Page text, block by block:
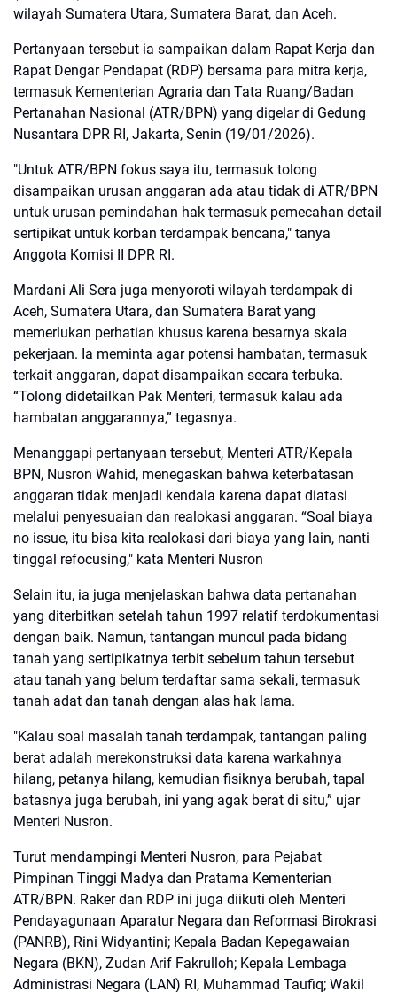
wilayah Sumatera Utara, Sumatera Barat, dan Aceh.
Pertanyaan tersebut ia sampaikan dalam Rapat Kerja dan
Rapat Dengar Pendapat (RDP) bersama para mitra kerja,
termasuk Kementerian Agraria dan Tata Ruang/Badan
Pertanahan Nasional (ATR/BPN) yang digelar di Gedung
Nusantara DPR RI, Jakarta, Senin (19/01/2026).
"Untuk ATR/BPN fokus saya itu, termasuk tolong
disampaikan urusan anggaran ada atau tidak di ATR/BPN
untuk urusan pemindahan hak termasuk pemecahan detail
sertipikat untuk korban terdampak bencana," tanya
Anggota Komisi II DPR RI.
Mardani Ali Sera juga menyoroti wilayah terdampak di
Aceh, Sumatera Utara, dan Sumatera Barat yang
memerlukan perhatian khusus karena besarnya skala
pekerjaan. Ia meminta agar potensi hambatan, termasuk
terkait anggaran, dapat disampaikan secara terbuka.
“Tolong didetailkan Pak Menteri, termasuk kalau ada
hambatan anggarannya,” tegasnya.
Menanggapi pertanyaan tersebut, Menteri ATR/Kepala
BPN, Nusron Wahid, menegaskan bahwa keterbatasan
anggaran tidak menjadi kendala karena dapat diatasi
melalui penyesuaian dan realokasi anggaran. “Soal biaya
no issue, itu bisa kita realokasi dari biaya yang lain, nanti
tinggal refocusing," kata Menteri Nusron
Selain itu, ia juga menjelaskan bahwa data pertanahan
yang diterbitkan setelah tahun 1997 relatif terdokumentasi
dengan baik. Namun, tantangan muncul pada bidang
tanah yang sertipikatnya terbit sebelum tahun tersebut
atau tanah yang belum terdaftar sama sekali, termasuk
tanah adat dan tanah dengan alas hak lama.
"Kalau soal masalah tanah terdampak, tantangan paling
berat adalah merekonstruksi data karena warkahnya
hilang, petanya hilang, kemudian fisiknya berubah, tapal
batasnya juga berubah, ini yang agak berat di situ,” ujar
Menteri Nusron.
Turut mendampingi Menteri Nusron, para Pejabat
Pimpinan Tinggi Madya dan Pratama Kementerian
ATR/BPN. Raker dan RDP ini juga diikuti oleh Menteri
Pendayagunaan Aparatur Negara dan Reformasi Birokrasi
(PANRB), Rini Widyantini; Kepala Badan Kepegawaian
Negara (BKN), Zudan Arif Fakrulloh; Kepala Lembaga
Administrasi Negara (LAN) RI, Muhammad Taufiq; Wakil